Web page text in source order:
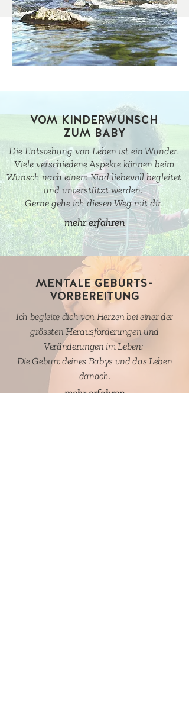
VOM KINDERWUNSCH
ZUM BABY
Die Entstehung von Leben ist ein Wunder.
Viele verschiedene Aspekte können beim
Wunsch nach einem Kind liebevoll begleitet
und unterstützt werden.
Gerne gehe ich diesen Weg mit dir.
mehr erfahren
MENTALE GEBURTS-
VORBEREITUNG
Ich begleite dich von Herzen bei einer der
grössten Herausforderungen und
Veränderungen im Leben:
Die Geburt deines Babys und das Leben
danach.
mehr erfahren